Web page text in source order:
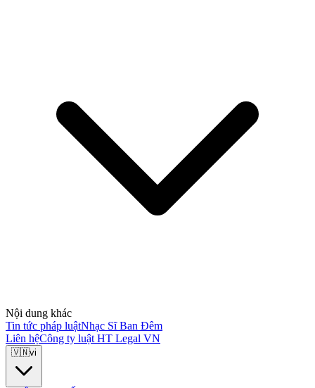
Nội dung khác
Tin tức pháp luậtNhạc Sĩ Ban Đêm
Liên hệCông ty luật HT Legal VN
🇻🇳vi